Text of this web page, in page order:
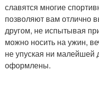
славятся многие
позволяют вам отлично
другом, не испытывая
можно носить на ужин,
не упуская ни малейшей
оформлены.